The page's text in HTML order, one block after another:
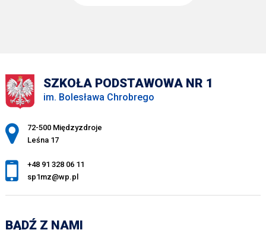
SZKOŁA PODSTAWOWA NR 1
im. Bolesława Chrobrego
Adres pocztowy:
72-500 Międzyzdroje
Leśna 17
+48 91 328 06 11
sp1mz@wp.pl
BĄDŹ Z NAMI